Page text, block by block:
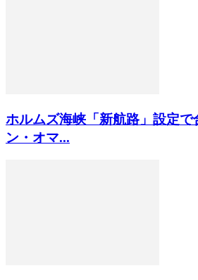
ホルムズ海峡「新航路」設定
ン・オマ...